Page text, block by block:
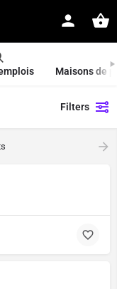
Maisons de
Filters